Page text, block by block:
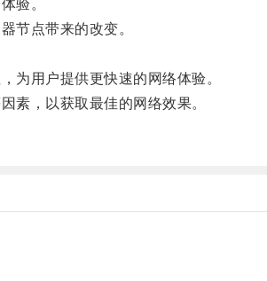
验。
节点带来的改变。
用户提供更快速的网络体验。
，以获取最佳的网络效果。